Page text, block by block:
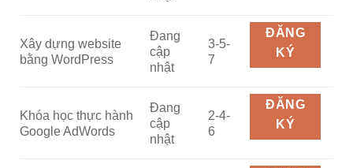
Xây dựng website
bằng WordPress
Đang
cập
nhật
3-5-
7
ĐĂNG
KÝ
Khóa học thực hành
Google AdWords
Đang
cập
nhật
2-4-
6
ĐĂNG
KÝ